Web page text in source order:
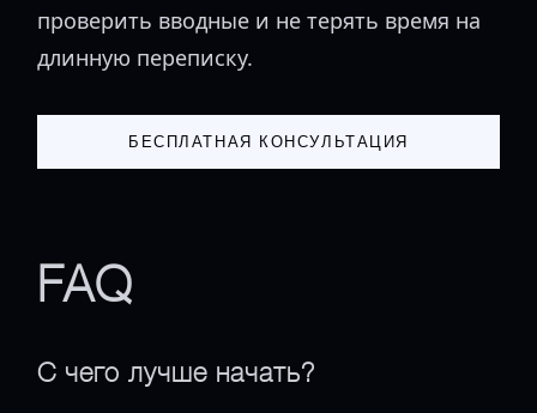
проверить вводные и не терять время на
длинную переписку.
БЕСПЛАТНАЯ КОНСУЛЬТАЦИЯ
FAQ
С чего лучше начать?